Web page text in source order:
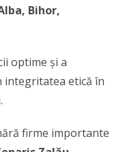
Bihor,
optime și a
etică în
firme importante